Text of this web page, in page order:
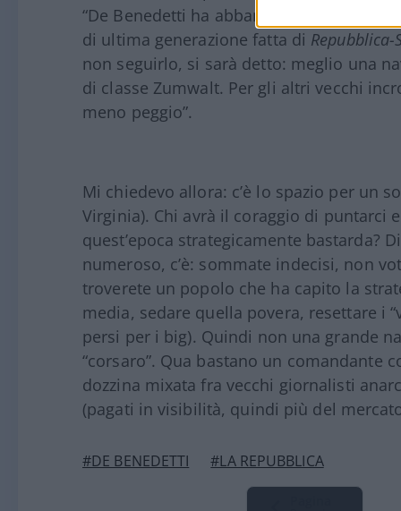
“De Benedetti ha abbandonato la vecchia
di ultima generazione fatta di Repubblica-
non seguirlo, si sarà detto: meglio una
di classe Zumwalt. Per gli altri vecchi
meno peggio”.
Mi chiedevo allora: c’è lo spazio per un
Virginia). Chi avrà il coraggio di puntarci
quest’epoca strategicamente bastarda?
numeroso, c’è: sommate indecisi, non
troverete un popolo che ha capito la
media, sedare quella povera, resettare i
persi per i big). Quindi non una grande
“corsaro”. Qua bastano un comandante
dozzina mixata fra vecchi giornalisti
(pagati in visibilità, quindi più del
#DE BENEDETTI #LA REPUBBLICA